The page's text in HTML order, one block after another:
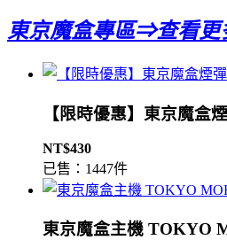
東京魔盒專區⇒查看更
【限時優惠】東京魔盒
NT$430
已售：1447件
東京魔盒主機 TOKYO